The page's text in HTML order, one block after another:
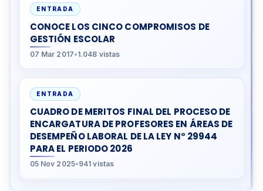
ENTRADA
CONOCE LOS CINCO COMPROMISOS DE
GESTIÓN ESCOLAR
07 Mar 2017•1.048 vistas
ENTRADA
CUADRO DE MERITOS FINAL DEL PROCESO DE
ENCARGATURA DE PROFESORES EN ÁREAS DE
DESEMPEÑO LABORAL DE LA LEY N° 29944
PARA EL PERIODO 2026
05 Nov 2025•941 vistas